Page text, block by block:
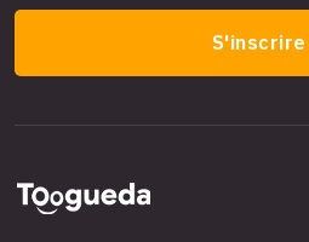
S'inscrire